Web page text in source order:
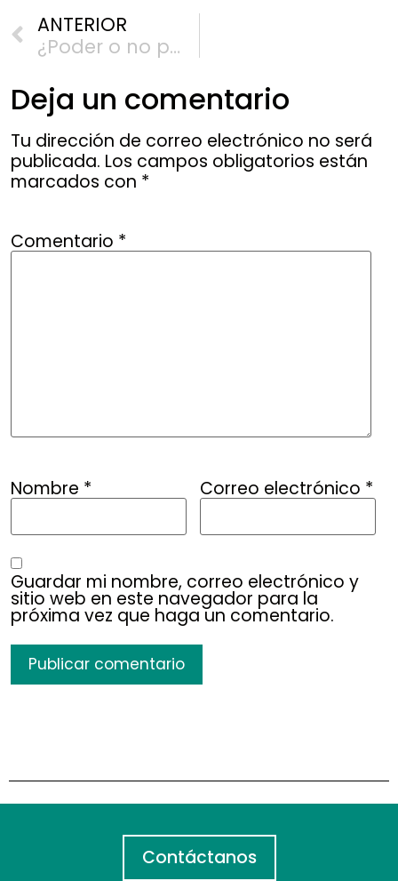
ANTERIOR
¿Poder o no poder? Otra mirada ontológica
Deja un comentario
Tu dirección de correo electrónico no será
publicada. Los campos obligatorios están
marcados con *
Comentario *
Nombre * Correo electrónico *
Guardar mi nombre, correo electrónico y
sitio web en este navegador para la
próxima vez que haga un comentario.
Contáctanos